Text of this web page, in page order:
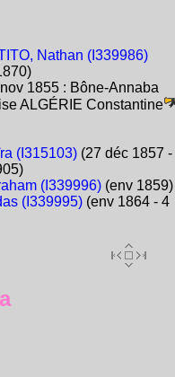
Nathan (I339986)
1855 : Bône-Annaba
ALGÉRIE Constantine
(I315103)(27 déc 1857 -
(I339996)(env 1859)
(I339995)(env 1864 - 4